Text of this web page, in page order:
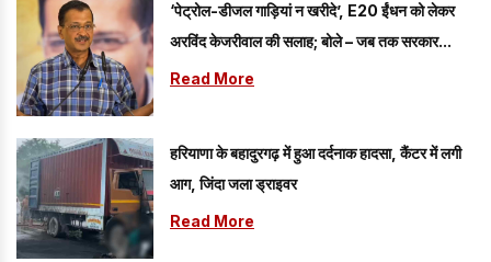
‘पेट्रोल-डीजल गाड़ियां न खरीदे’, E20 ईंधन को लेकर
अरविंद केजरीवाल की सलाह; बोले – जब तक सरकार...
Read More
हरियाणा के बहादुरगढ़ में हुआ दर्दनाक हादसा, कैंटर में लगी
आग, जिंदा जला ड्राइवर
Read More